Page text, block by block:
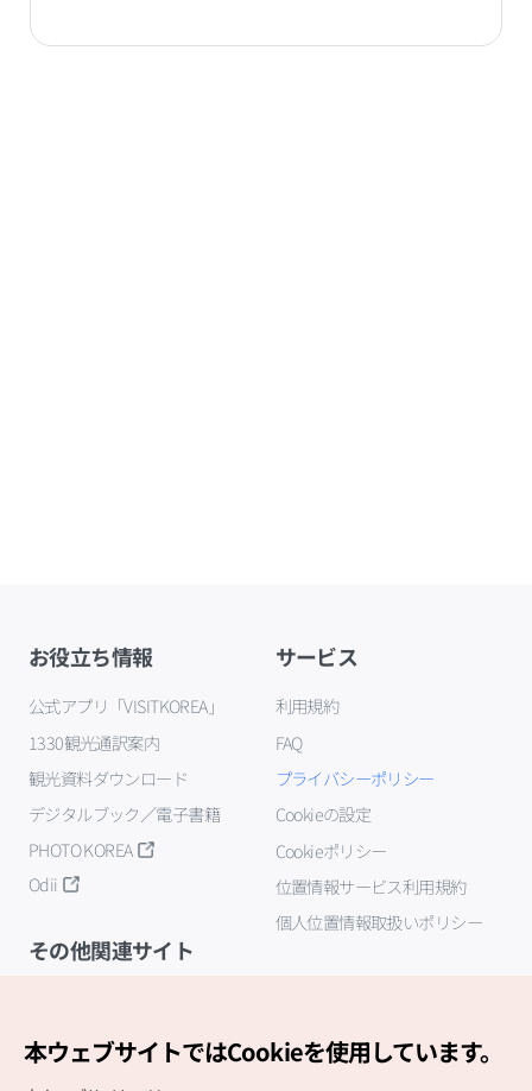
お役立ち情報
公式アプリ「VISITKOREA」
1330観光通訳案内
観光資料ダウンロード
デジタルブック／電子書籍
PHOTO KOREA
Odii
サービス
利用規約
FAQ
プライバシーポリシー
Cookieの設定
Cookieポリシー
位置情報サービス利用規約
個人位置情報取扱いポリシー
その他関連サイト
本ウェブサイトではCookieを使用しています。